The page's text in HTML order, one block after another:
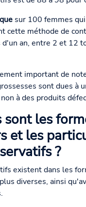
sur 100 femmes
cette méthode de
d'un an, entre 2 et 12
important de
sont dues à
à des produits
sont les
et les
?
existent dans les
diverses, ainsi